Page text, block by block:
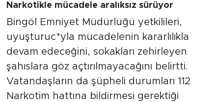
Narkotikle mücadele aralıksız sürüyor
Bingöl Emniyet Müdürlüğü yetkilileri,
uyuşturuc*yla mücadelenin kararlılıkla
devam edeceğini, sokakları zehirleyen
şahıslara göz açtırılmayacağını belirtti.
Vatandaşların da şüpheli durumları 112
Narkotim hattına bildirmesi gerektiği